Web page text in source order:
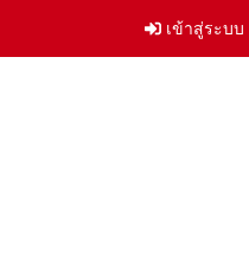
เข้าสู่ระบบ